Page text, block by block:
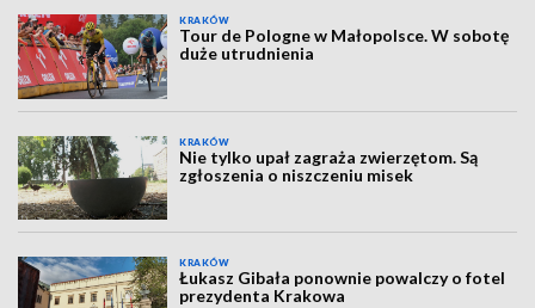
KRAKÓW
Tour de Pologne w Małopolsce. W sobotę
duże utrudnienia
KRAKÓW
Nie tylko upał zagraża zwierzętom. Są
zgłoszenia o niszczeniu misek
KRAKÓW
Łukasz Gibała ponownie powalczy o fotel
prezydenta Krakowa